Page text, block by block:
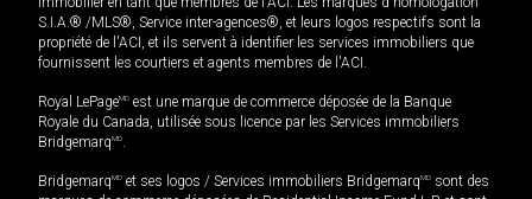
S.I.A.® /MLS®, Service inter-agences®, et leurs logos respectifs sont la
propriété de l'ACI, et ils servent à identifier les services immobiliers que
fournissent les courtiers et agents membres de l'ACI.
Royal LePageMD est une marque de commerce déposée de la Banque
Royale du Canada, utilisée sous licence par les Services immobiliers
BridgemarqMD.
BridgemarqMD et ses logos / Services immobiliers BridgemarqMD sont des